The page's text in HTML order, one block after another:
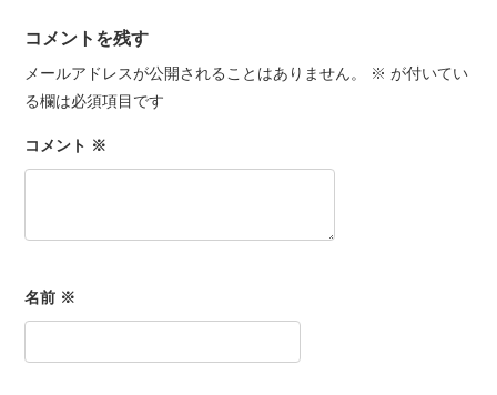
コメントを残す
メールアドレスが公開されることはありません。 ※ が付いてい
る欄は必須項目です
コメント ※
名前 ※